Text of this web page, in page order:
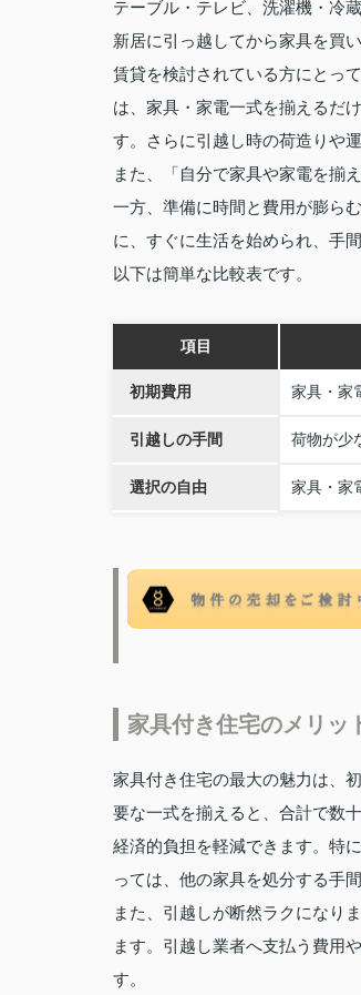
テーブル・テレビ、洗濯機・冷
新居に引っ越してから家具を買
賃貸を検討されている方にとっ
は、家具・家電一式を揃えるだ
す。さらに引越し時の荷造りや
また、「自分で家具や家電を揃
一方、準備に時間と費用が膨ら
に、すぐに生活を始められ、手
以下は簡単な比較表です。
項目
初期費用 家具・家
引越しの手間 荷物が少
選択の自由 家具・家
家具付き住宅のメリッ
家具付き住宅の最大の魅力は、
要な一式を揃えると、合計で数
経済的負担を軽減できます。特
っては、他の家具を処分する手
また、引越しが断然ラクになり
ます。引越し業者へ支払う費用
す。